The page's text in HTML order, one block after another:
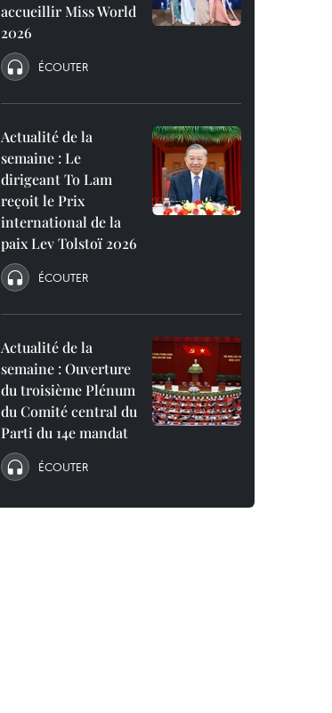
accueillir Miss World
2026
ÉCOUTER
Actualité de la
semaine : Le
dirigeant To Lam
reçoit le Prix
international de la
paix Lev Tolstoï 2026
ÉCOUTER
Actualité de la
semaine : Ouverture
du troisième Plénum
du Comité central du
Parti du 14e mandat
ÉCOUTER